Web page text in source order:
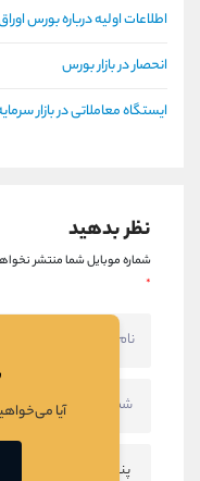
اطلاعات اولیه درباره بورس
انحصار در بازار بورس
ایستگاه معاملاتی در بازار
نظر بدهید
شماره موبایل شما منتشر
*
آیا